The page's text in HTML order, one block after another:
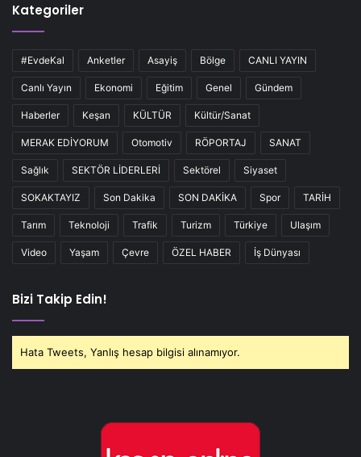
Kategoriler
#EvdeKal Anketler Asayiş Bölge CANLI YAYIN
Canlı Yayın Ekonomi Eğitim Genel Gündem
Haberler Keşan KÜLTÜR Kültür/Sanat
MERAK EDİYORUM Otomotiv RÖPORTAJ SANAT
Sağlık SEKTÖR LİDERLERİ Sektörel Siyaset
SOKAKTAYIZ Son Dakika SON DAKİKA Spor TARİH
Tarım Teknoloji Trafik Turizm Türkiye Ulaşım
Video Yaşam Çevre ÖZEL HABER İş Dünyası
Bizi Takip Edin!
Hata Tweets, Yanlış hesap bilgisi alınamıyor.